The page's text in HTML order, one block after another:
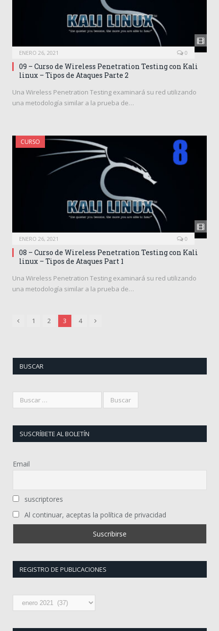
ENERO 26, 2021 0
09 – Curso de Wireless Penetration Testing con Kali
linux – Tipos de Ataques Parte 2
Una Wireless Penetration Testing examinará su red utilizando
una metodología similar a la prueba de…
CURSO
ENERO 26, 2021 0
08 – Curso de Wireless Penetration Testing con Kali
linux – Tipos de Ataques Part 1
Una Wireless Penetration Testing examinará su red utilizando
una metodología similar a la prueba de…
Anterior
1 2 3 4 Siguiente
BUSCAR
SUSCRÍBETE AL BOLETÍN
Email
suscriptores
Al continuar, aceptas la política de privacidad
REGISTRO DE PUBLICACIONES